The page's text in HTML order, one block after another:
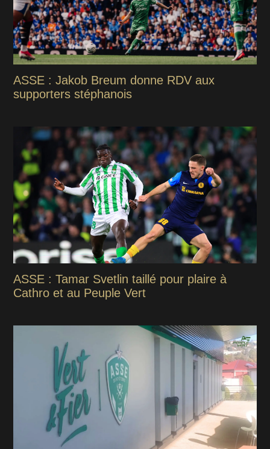
ASSE : Jakob Breum donne RDV aux
supporters stéphanois
ASSE : Tamar Svetlin taillé pour plaire à
Cathro et au Peuple Vert